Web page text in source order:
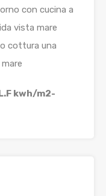
con cucina a
vista mare
cottura una
kwh/m2-